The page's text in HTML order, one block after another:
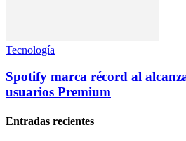
Tecnología
Spotify marca récord al
usuarios Premium
Entradas recientes